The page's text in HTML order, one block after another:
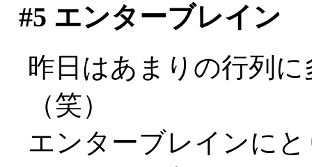
#5 エンターブレイン
昨日はあまりの行列
（笑）
エンターブレインに